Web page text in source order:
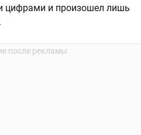
цифрами и произошел лишь